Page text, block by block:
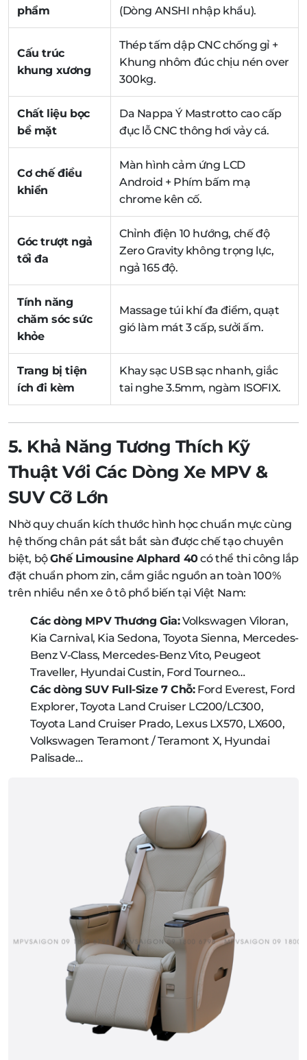
phẩm
(Dòng ANSHI nhập khẩu).
Cấu trúc
khung xương
Thép tấm dập CNC chống gỉ +
Khung nhôm đúc chịu nén over
300kg.
Chất liệu bọc
bề mặt
Da Nappa Ý Mastrotto cao cấp
đục lỗ CNC thông hơi vảy cá.
Cơ chế điều
khiển
Màn hình cảm ứng LCD
Android + Phím bấm mạ
chrome kên cố.
Góc trượt ngả
tối đa
Chỉnh điện 10 hướng, chế độ
Zero Gravity không trọng lực,
ngả 165 độ.
Tính năng
chăm sóc sức
khỏe
Massage túi khí đa điểm, quạt
gió làm mát 3 cấp, sưởi ấm.
Trang bị tiện
ích đi kèm
Khay sạc USB sạc nhanh, giắc
tai nghe 3.5mm, ngàm ISOFIX.
5. Khả Năng Tương Thích Kỹ
Thuật Với Các Dòng Xe MPV &
SUV Cỡ Lớn
Nhờ quy chuẩn kích thước hình học chuẩn mực cùng
hệ thống chân pát sắt bắt sàn được chế tạo chuyên
biệt, bộGhế Limousine Alphard 40có thể thi công lắp
đặt chuẩn phom zin, cắm giắc nguồn an toàn 100%
trên nhiều nền xe ô tô phổ biến tại Việt Nam:
Các dòng MPV Thương Gia:Volkswagen Viloran,
Kia Carnival, Kia Sedona, Toyota Sienna, Mercedes-
Benz V-Class, Mercedes-Benz Vito, Peugeot
Traveller, Hyundai Custin, Ford Tourneo…
Các dòng SUV Full-Size 7 Chỗ:Ford Everest, Ford
Explorer, Toyota Land Cruiser LC200/LC300,
Toyota Land Cruiser Prado, Lexus LX570, LX600,
Volkswagen Teramont / Teramont X, Hyundai
Palisade…